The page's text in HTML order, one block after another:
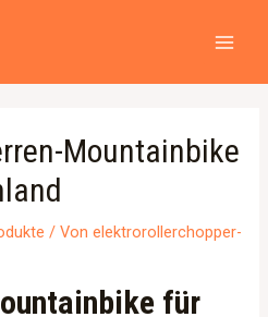
Mountainbike
/ Vonelektrorollerchopper-
für